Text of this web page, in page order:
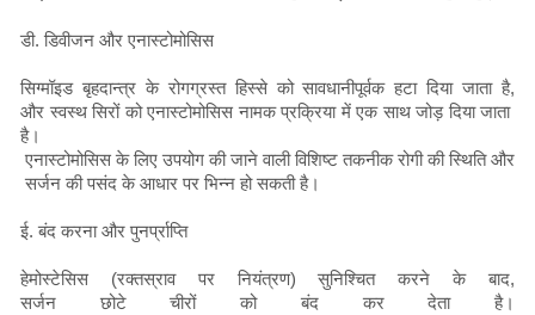
डी. डिवीजन और एनास्टोमोसिस
सिग्मॉइड बृहदान्त्र के रोगग्रस्त हिस्से को सावधानीपूर्वक हटा दिया जाता है,
और स्वस्थ सिरों को एनास्टोमोसिस नामक प्रक्रिया में एक साथ जोड़ दिया जाता
है।
एनास्टोमोसिस के लिए उपयोग की जाने वाली विशिष्ट तकनीक रोगी की स्थिति और
सर्जन की पसंद के आधार पर भिन्न हो सकती है।
ई. बंद करना और पुनर्प्राप्ति
हेमोस्टेसिस (रक्तस्राव पर नियंत्रण) सुनिश्चित करने के बाद,
सर्जन छोटे चीरों को बंद कर देता है।